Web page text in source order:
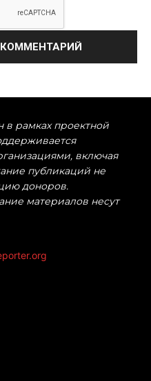
в рамках проектной
включая
публикаций не
доноров.
материалов несут